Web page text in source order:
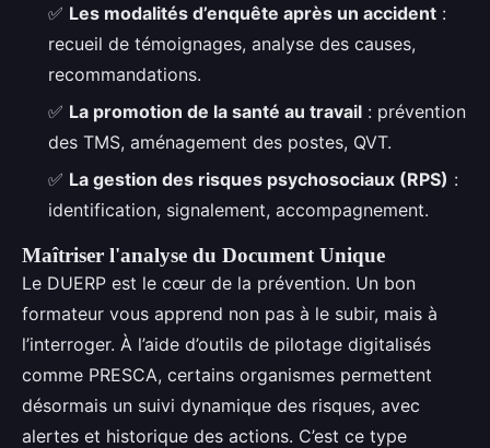
✅ Les modalités d’enquête après un accident :
recueil de témoignages, analyse des causes,
recommandations.
✅ La promotion de la santé au travail : prévention
des TMS, aménagement des postes, QVT.
✅ La gestion des risques psychosociaux (RPS) :
identification, signalement, accompagnement.
Maîtriser l'analyse du Document Unique
Le DUERP est le cœur de la prévention. Un bon
formateur vous apprend non pas à le subir, mais à
l’interroger. À l’aide d’outils de pilotage digitalisés
comme PRESCA, certains organismes permettent
désormais un suivi dynamique des risques, avec
alertes et historique des actions. C’est ce type